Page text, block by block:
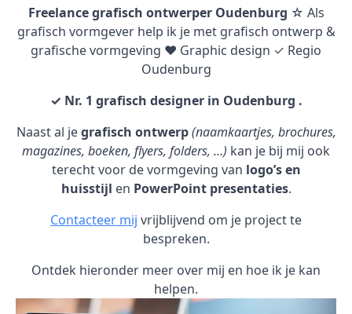
Freelance grafisch ontwerper Oudenburg ☆ Als
grafisch vormgever help ik je met grafisch ontwerp &
grafische vormgeving ♥ Graphic design ✓ Regio
Oudenburg
✓ Nr. 1 grafisch designer in Oudenburg .
Naast al jegrafisch ontwerp (naamkaartjes, brochures,
magazines, boeken, flyers, folders, …) kan je bij mij ook
terecht voor de vormgeving van logo’s en
huisstijl en PowerPoint presentaties.
Contacteer mij vrijblijvend om je project te
bespreken.
Ontdek hieronder meer over mij en hoe ik je kan
helpen.